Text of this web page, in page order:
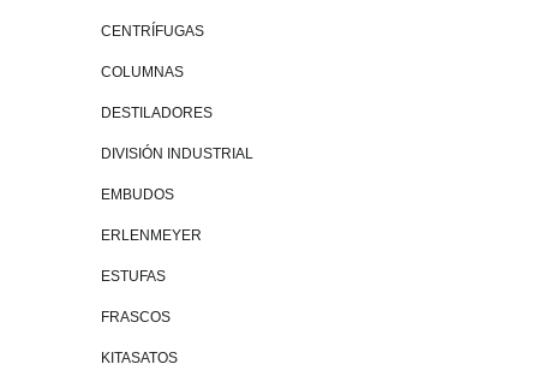
CENTRÍFUGAS
COLUMNAS
DESTILADORES
DIVISIÓN INDUSTRIAL
EMBUDOS
ERLENMEYER
ESTUFAS
FRASCOS
KITASATOS